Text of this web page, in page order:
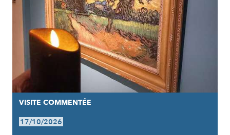
VISITE COMMENTÉE
17/10/2026